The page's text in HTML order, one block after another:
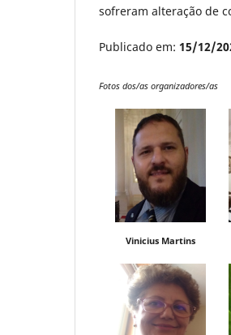
sofreram alteração de
Publicado em: 15/12/
Fotos dos/as organizadores/as
Vinicius Martins